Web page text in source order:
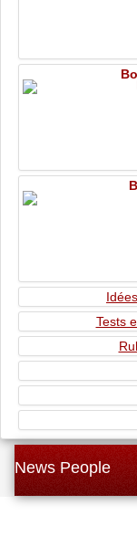
Tests
News People